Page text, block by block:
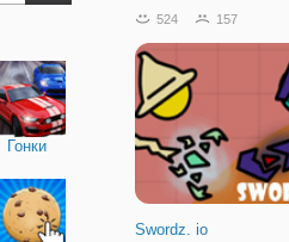
Гонки
524 157
Swordz. io